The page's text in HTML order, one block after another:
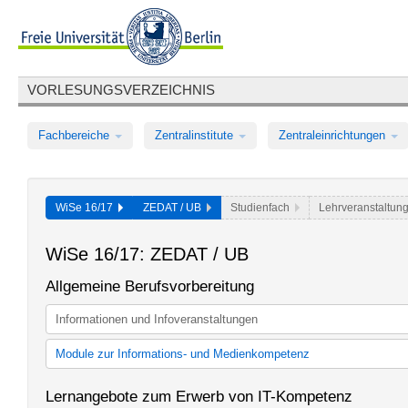
VORLESUNGSVERZEICHNIS
Fachbereiche Zentralinstitute Zentraleinrichtungen
WiSe 16/17 ZEDAT / UB Studienfach Lehrveranstaltung
WiSe 16/17: ZEDAT / UB
Allgemeine Berufsvorbereitung
Informationen und Infoveranstaltungen
Module zur Informations- und Medienkompetenz
Module zur Informations- und Medienkompetenz
Lernangebote zum Erwerb von IT-Kompetenz